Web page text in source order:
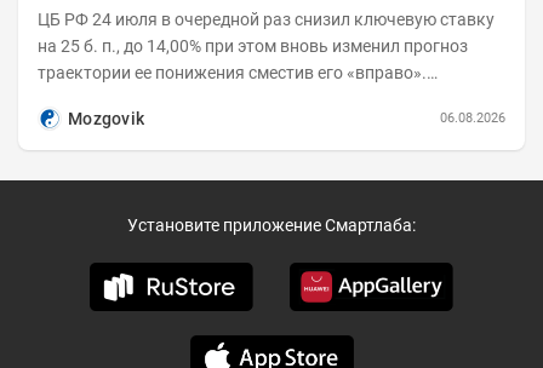
ЦБ РФ 24 июля в очередной раз снизил ключевую ставку
на 25 б. п., до 14,00% при этом вновь изменил прогноз
траектории ее понижения сместив его «вправо».
Mozgovik
06.08.2026
Установите приложение Смартлаба: